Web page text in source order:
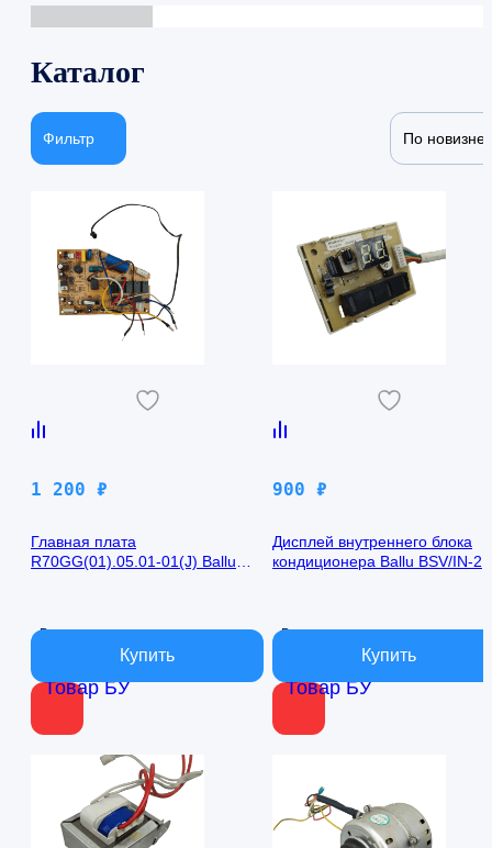
Каталог
Фильтр По новизне
Товар БУ
1 200 ₽
Главная плата
R70GG(01).05.01-01(J) Ballu
В наличии
Товар БУ
900 ₽
Дисплей внутреннего блока
кондиционера Ballu BSV/IN-
В наличии